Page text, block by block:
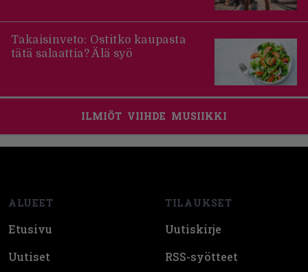
Takaisinveto: Ostitko kaupasta
tätä salaattia? Älä syö
ILMIÖT VIIHDE MUSIIKKI
ALUEET
Etusivu
Uutiset
TILAUKSET
Uutiskirje
RSS-syötteet